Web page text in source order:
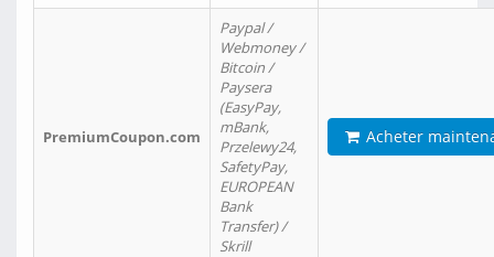
PremiumCoupon.com
Paypal /
Webmoney /
Bitcoin /
Paysera
(EasyPay,
mBank,
Przelewy24,
SafetyPay,
EUROPEAN
Bank
Transfer) /
Skrill
Acheter